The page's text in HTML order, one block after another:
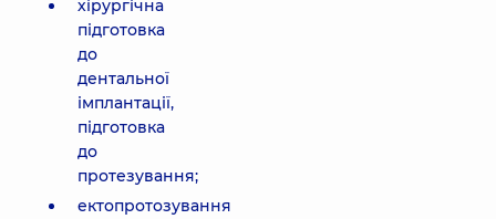
хірургічна
підготовка
до
дентальної
імплантації,
підготовка
до
протезування;
ектопротозування